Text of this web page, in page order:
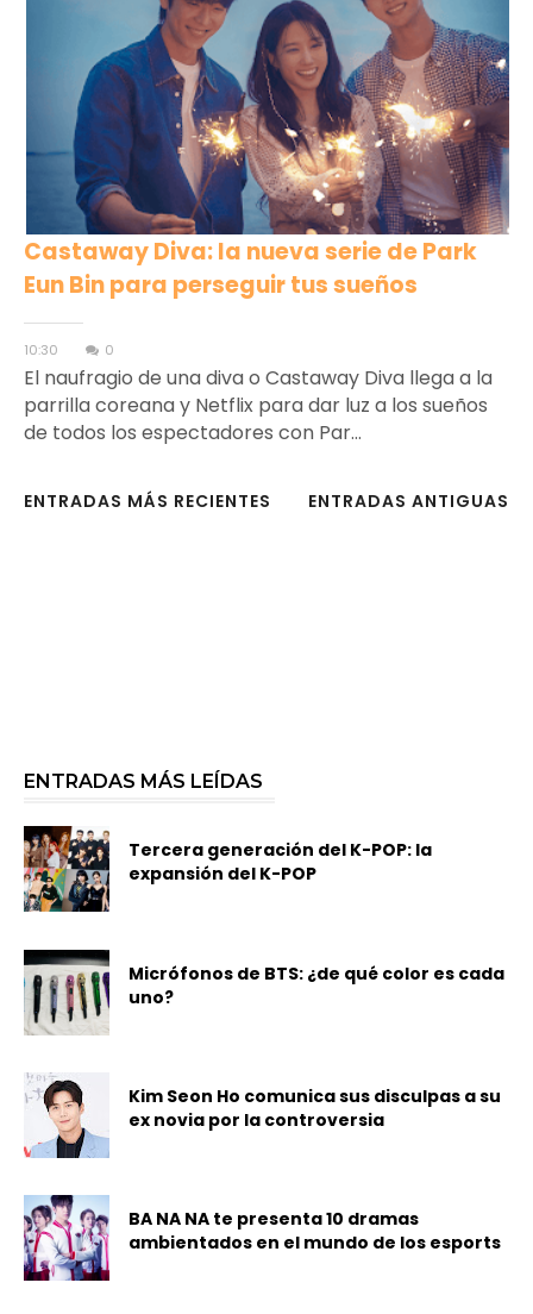
Castaway Diva: la nueva serie de Park
Eun Bin para perseguir tus sueños
10:30 0
El naufragio de una diva o Castaway Diva llega a la
parrilla coreana y Netflix para dar luz a los sueños
de todos los espectadores con Par...
ENTRADAS MÁS RECIENTES ENTRADAS ANTIGUAS
ENTRADAS MÁS LEÍDAS
Tercera generación del K-POP: la
expansión del K-POP
Micrófonos de BTS: ¿de qué color es cada
uno?
Kim Seon Ho comunica sus disculpas a su
ex novia por la controversia
BA NA NA te presenta 10 dramas
ambientados en el mundo de los esports